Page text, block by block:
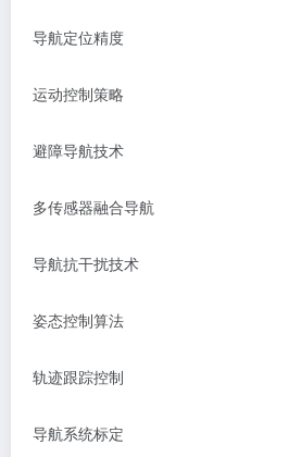
导航定位精度
运动控制策略
避障导航技术
多传感器融合导航
导航抗干扰技术
姿态控制算法
轨迹跟踪控制
导航系统标定